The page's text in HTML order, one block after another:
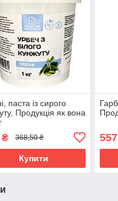
паста із сирого
Продукція як вона
368,50 ₴
Купити